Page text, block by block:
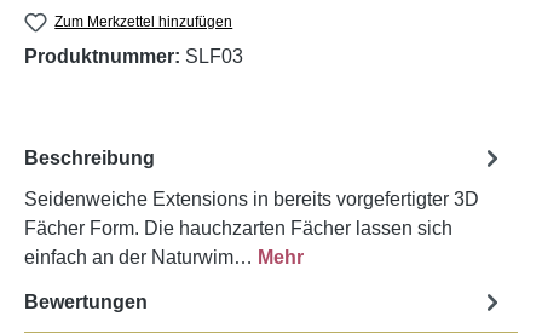
Zum Merkzettel hinzufügen
Produktnummer: SLF03
Beschreibung
Seidenweiche Extensions in bereits vorgefertigter 3D
Fächer Form. Die hauchzarten Fächer lassen sich
einfach an der Naturwim… Mehr
Bewertungen